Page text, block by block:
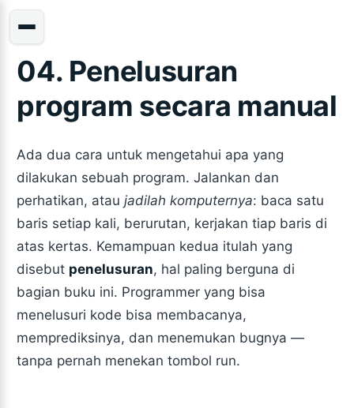
04. Penelusuran
program secara manual
Ada dua cara untuk mengetahui apa yang
dilakukan sebuah program. Jalankan dan
perhatikan, ataujadilah komputernya: baca satu
baris setiap kali, berurutan, kerjakan tiap baris di
atas kertas. Kemampuan kedua itulah yang
disebut penelusuran, hal paling berguna di
bagian buku ini. Programmer yang bisa
menelusuri kode bisa membacanya,
memprediksinya, dan menemukan bugnya —
tanpa pernah menekan tombol run.